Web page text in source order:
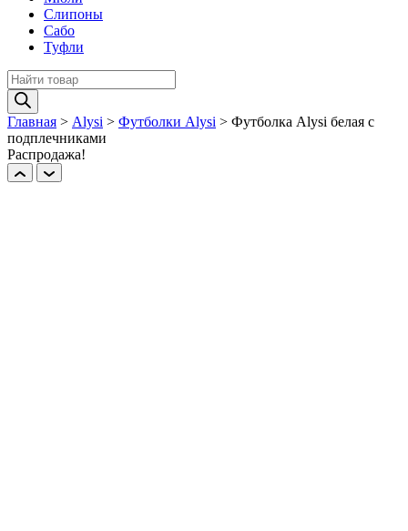
Слипоны
Сабо
Туфли
Поиск
товаров
Главная > Alysi > Футболки Alysi > Футболка Alysi белая с
подплечниками
Распродажа!